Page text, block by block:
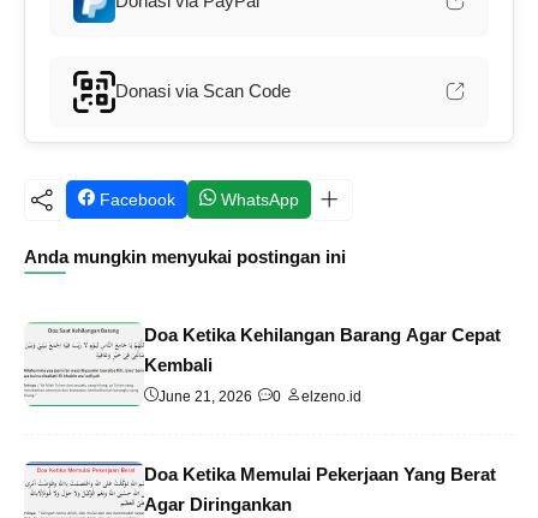
Donasi via Scan Code
Facebook WhatsApp
Anda mungkin menyukai postingan ini
Doa Ketika Kehilangan Barang Agar Cepat
Kembali
June 21, 2026 0 elzeno.id
Doa Ketika Memulai Pekerjaan Yang Berat
Agar Diringankan